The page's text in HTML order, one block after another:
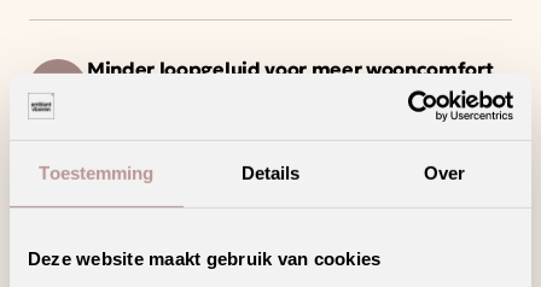
Toestemming Details Over
Deze website maakt gebruik van cookies
Minder loopgeluid voor meer wooncomfort
Deze vloer haalt het maximale uit jouw
vloerverwarming en -koeling
Een waterbestendige vloer voor zorgeloos
wooncomfort